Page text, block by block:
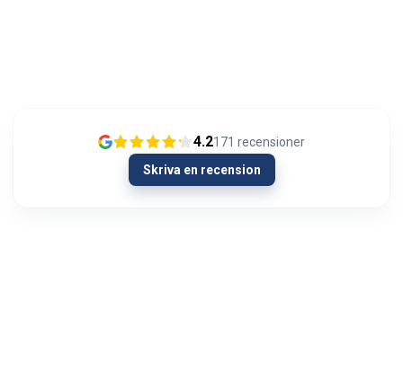
4.2171 recensioner
Skriva en recension